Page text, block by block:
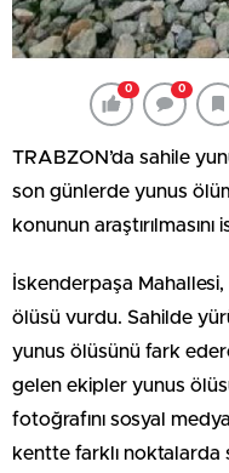
0 0
TRABZON’da sahile
son günlerde yunus
konunun araştırılmasını
İskenderpaşa
ölüsü vurdu. Sahilde
yunus ölüsünü fark
gelen ekipler yunus
fotoğrafını sosyal
kentte farklı noktalarda